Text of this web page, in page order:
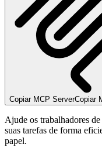
Copiar MCP ServerCopiar
Ajude os trabalhadores
suas tarefas de forma
papel.